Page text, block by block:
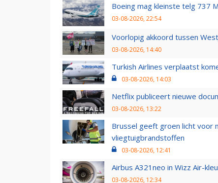
Boeing mag kleinste telg 737
03-08-2026, 22:54
Voorlopig akkoord tussen
03-08-2026, 14:40
Turkish Airlines verplaatst
03-08-2026, 14:03
Netflix publiceert nieuwe
03-08-2026, 13:22
Brussel geeft groen licht voor
vliegtuigbrandstoffen
03-08-2026, 12:41
Airbus A321neo in Wizz Air-
03-08-2026, 12:34